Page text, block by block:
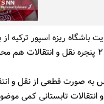
باشگاه ریزه اسپور
صورت قطعی از نقل و
انتقالات تابستانی کمی